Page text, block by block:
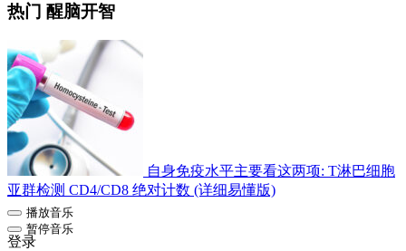
热门 醒脑开智
自身免疫水平主要看这两项: T淋巴细胞
亚群检测 CD4/CD8 绝对计数 (详细易懂版)
播放音乐
暂停音乐
登录